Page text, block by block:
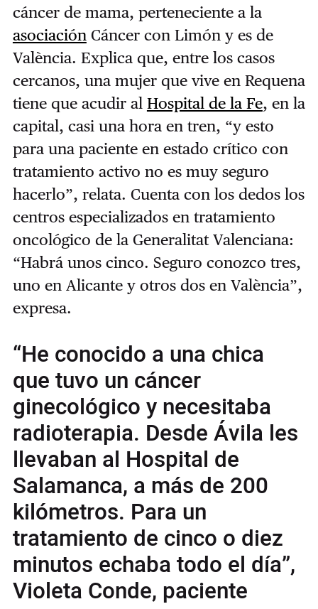
cáncer de mama, perteneciente a la
asociaciónCáncer con Limón y es de
València. Explica que, entre los casos
cercanos, una mujer que vive en Requena
tiene que acudir al Hospital de la Fe, en la
capital, casi una hora en tren, “y esto
para una paciente en estado crítico con
tratamiento activo no es muy seguro
hacerlo”, relata. Cuenta con los dedos los
centros especializados en tratamiento
oncológico de la Generalitat Valenciana:
“Habrá unos cinco. Seguro conozco tres,
uno en Alicante y otros dos en València”,
expresa.
“He conocido a una chica
que tuvo un cáncer
ginecológico y necesitaba
radioterapia. Desde Ávila les
llevaban al Hospital de
Salamanca, a más de 200
kilómetros. Para un
tratamiento de cinco o diez
minutos echaba todo el día”,
Violeta Conde, paciente